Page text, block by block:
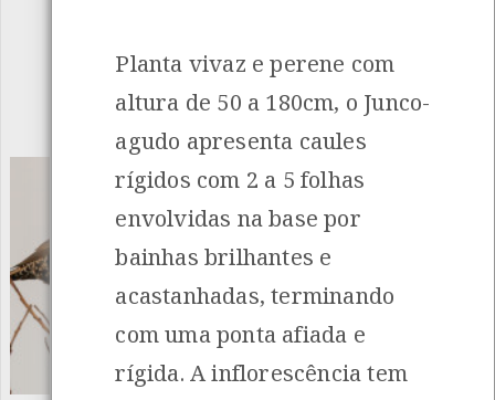
Espécies 4832Observações
Planta vivaz e perene com
altura de 50 a 180cm, o Junco-
agudo apresenta caules
rígidos com 2 a 5 folhas
envolvidas na base por
bainhas brilhantes e
acastanhadas, terminando
com uma ponta afiada e
rígida. A inflorescência tem